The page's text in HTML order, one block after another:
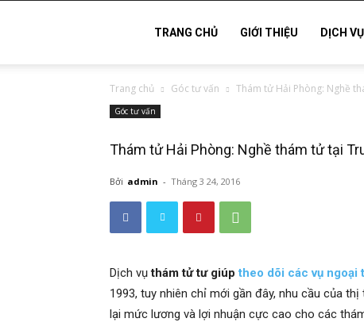
tử
Hải
Phòng,
Tham
TRANG CHỦ GIỚI THIỆU DỊCH
Trang chủ Góc tư vấn Thám tử Hải Phòng: Nghề
Góc tư vấn
Thám tử Hải Phòng: Nghề thám tử tại
Bởi admin - Tháng 3 24, 2016
Dịch vụthám tử tư giúptheo dõi các vụ ngoại
1993, tuy nhiên chỉ mới gần đây, nhu cầu của
lại mức lương và lợi nhuận cực cao cho các